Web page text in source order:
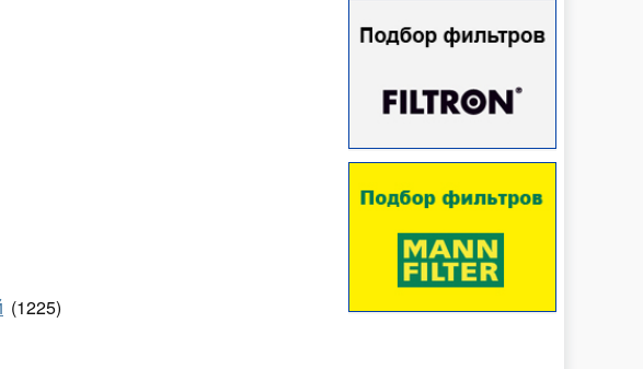
(1225)